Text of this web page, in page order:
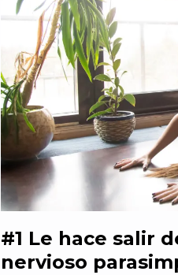
#1 Le hace salir
nervioso